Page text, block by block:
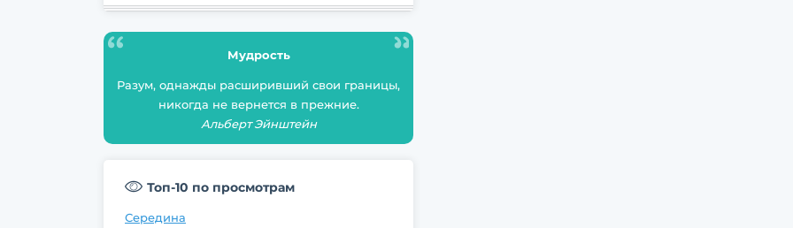
Мудрость
Разум, однажды расширивший свои границы,
никогда не вернется в прежние.
Альберт Эйнштейн
Топ-10 по просмотрам
Середина